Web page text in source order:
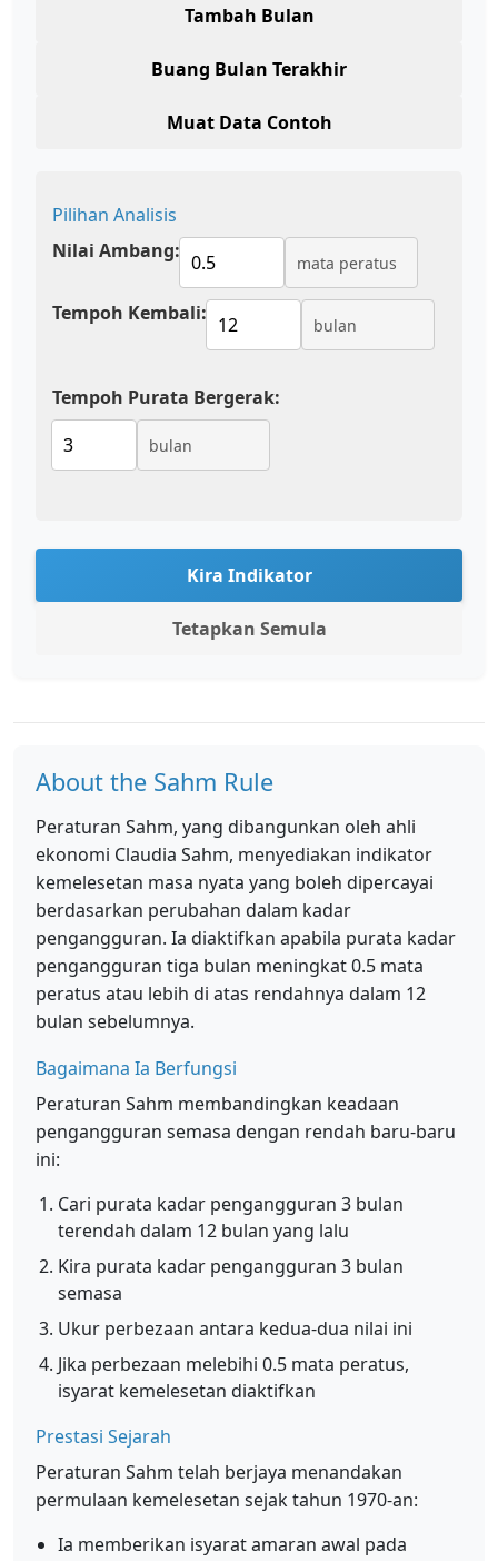
Tambah Bulan
Buang Bulan Terakhir
Muat Data Contoh
Pilihan Analisis
Nilai Ambang:
mata peratus
Tempoh Kembali: bulan
Tempoh Purata Bergerak:
bulan
Kira Indikator
Tetapkan Semula
About the Sahm Rule
Peraturan Sahm, yang dibangunkan oleh ahli
ekonomi Claudia Sahm, menyediakan indikator
kemelesetan masa nyata yang boleh dipercayai
berdasarkan perubahan dalam kadar
pengangguran. Ia diaktifkan apabila purata kadar
pengangguran tiga bulan meningkat 0.5 mata
peratus atau lebih di atas rendahnya dalam 12
bulan sebelumnya.
Bagaimana Ia Berfungsi
Peraturan Sahm membandingkan keadaan
pengangguran semasa dengan rendah baru-baru
ini:
Cari purata kadar pengangguran 3 bulan
terendah dalam 12 bulan yang lalu
Kira purata kadar pengangguran 3 bulan
semasa
Ukur perbezaan antara kedua-dua nilai ini
Jika perbezaan melebihi 0.5 mata peratus,
isyarat kemelesetan diaktifkan
Prestasi Sejarah
Peraturan Sahm telah berjaya menandakan
permulaan kemelesetan sejak tahun 1970-an:
Ia memberikan isyarat amaran awal pada